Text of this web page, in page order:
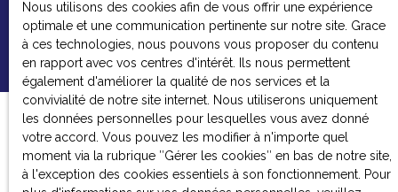
73200 Monthion
Nous utilisons des cookies afin de vous offrir une expérience
optimale et une communication pertinente sur notre site. Grace
à ces technologies, nous pouvons vous proposer du contenu
en rapport avec vos centres d'intérêt. Ils nous permettent
également d'améliorer la qualité de nos services et la
convivialité de notre site internet. Nous utiliserons uniquement
les données personnelles pour lesquelles vous avez donné
votre accord. Vous pouvez les modifier à n'importe quel
moment via la rubrique ″Gérer les cookies″ en bas de notre site,
à l'exception des cookies essentiels à son fonctionnement. Pour